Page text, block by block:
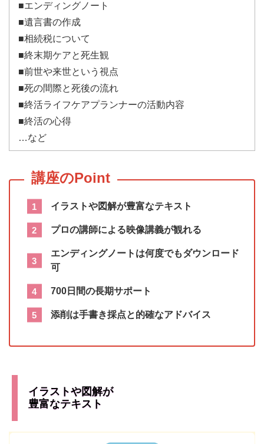
■エンディングノート
■遺言書の作成
■相続税について
■終末期ケアと死生観
■前世や来世という視点
■死の間際と死後の流れ
■終活ライフケアプランナーの活動内容
■終活の心得
…など
イラストや図解が豊富なテキスト
プロの講師による映像講義が観れる
エンディングノートは何度でもダウンロード
可
700日間の長期サポート
添削は手書き採点と的確なアドバイス
イラストや図解が
豊富なテキスト